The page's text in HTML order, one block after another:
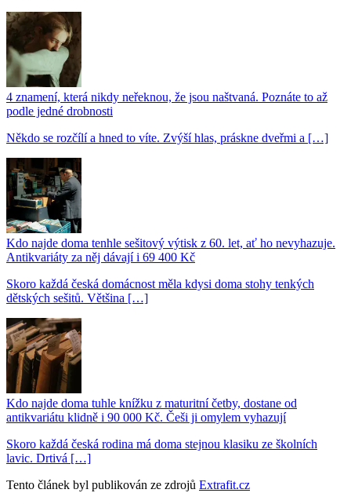
4 znamení, která nikdy neřeknou, že jsou naštvaná. Poznáte to až
podle jedné drobnosti
Někdo se rozčílí a hned to víte. Zvýší hlas, práskne dveřmi a […]
Kdo najde doma tenhle sešitový výtisk z 60. let, ať ho nevyhazuje.
Antikvariáty za něj dávají i 69 400 Kč
Skoro každá česká domácnost měla kdysi doma stohy tenkých
dětských sešitů. Většina […]
Kdo najde doma tuhle knížku z maturitní četby, dostane od
antikvariátu klidně i 90 000 Kč. Češi ji omylem vyhazují
Skoro každá česká rodina má doma stejnou klasiku ze školních
lavic. Drtivá […]
Tento článek byl publikován ze zdrojů Extrafit.cz